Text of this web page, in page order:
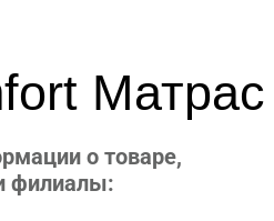
Матрас
о товаре,
филиалы: